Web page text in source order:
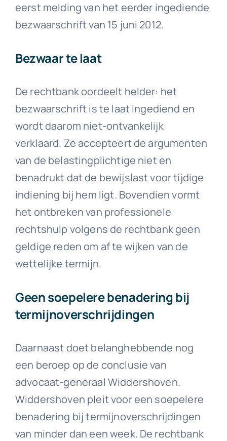
eerst melding van het eerder ingediende
bezwaarschrift van 15 juni 2012.
Bezwaar te laat
De rechtbank oordeelt helder: het
bezwaarschrift is te laat ingediend en
wordt daarom niet-ontvankelijk
verklaard. Ze accepteert de argumenten
van de belastingplichtige niet en
benadrukt dat de bewijslast voor tijdige
indiening bij hem ligt. Bovendien vormt
het ontbreken van professionele
rechtshulp volgens de rechtbank geen
geldige reden om af te wijken van de
wettelijke termijn.
Geen soepelere benadering bij
termijnoverschrijdingen
Daarnaast doet belanghebbende nog
een beroep op de conclusie van
advocaat-generaal Widdershoven.
Widdershoven pleit voor een soepelere
benadering bij termijnoverschrijdingen
van minder dan een week. De rechtbank